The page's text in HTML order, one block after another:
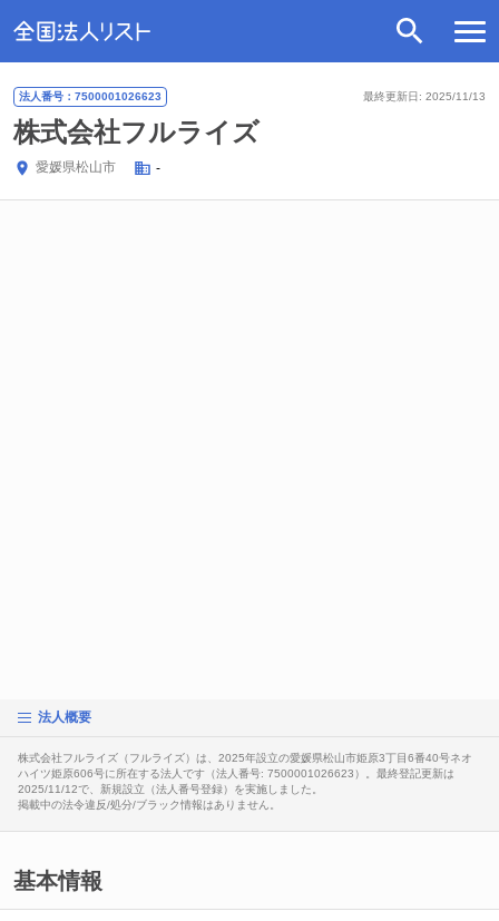
最終更新日: 2025/11/13
法人番号：7500001026623
株式会社フルライズ
愛媛県松山市 -
法人概要
株式会社フルライズ（フルライズ）は、2025年設立の愛媛県松山市姫原3丁目6番40号ネオ
ハイツ姫原606号に所在する法人です（法人番号: 7500001026623）。最終登記更新は
2025/11/12で、新規設立（法人番号登録）を実施しました。
掲載中の法令違反/処分/ブラック情報はありません。
基本情報